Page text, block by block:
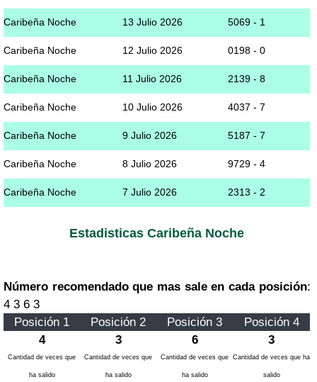
Caribeña Noche 13 Julio 2026 5069 - 1
Caribeña Noche 12 Julio 2026 0198 - 0
Caribeña Noche 11 Julio 2026 2139 - 8
Caribeña Noche 10 Julio 2026 4037 - 7
Caribeña Noche 9 Julio 2026 5187 - 7
Caribeña Noche 8 Julio 2026 9729 - 4
Caribeña Noche 7 Julio 2026 2313 - 2
Estadisticas Caribeña Noche
Número recomendado que mas sale en cada posición:
4 3 6 3
Posición 1
Posición 2 Posición 3
Posición 4
4
3 6 3
Cantidad de veces que
ha salido
Cantidad de veces que
ha salido
Cantidad de veces que
ha salido
Cantidad de veces que ha
salido